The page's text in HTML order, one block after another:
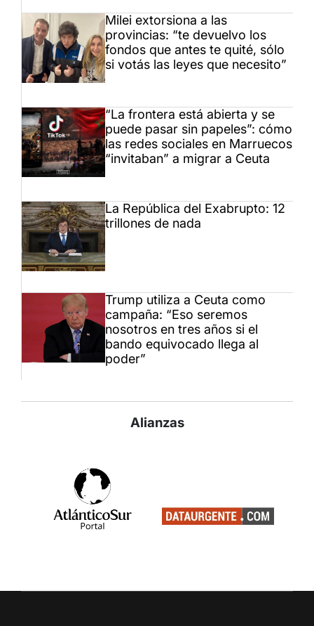
Milei extorsiona a las
provincias: “te devuelvo los
fondos que antes te quité, sólo
si votás las leyes que necesito”
“La frontera está abierta y se
puede pasar sin papeles”: cómo
las redes sociales en Marruecos
“invitaban” a migrar a Ceuta
La República del Exabrupto: 12
trillones de nada
Trump utiliza a Ceuta como
campaña: “Eso seremos
nosotros en tres años si el
bando equivocado llega al
poder”
Alianzas